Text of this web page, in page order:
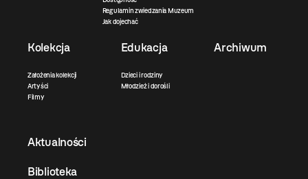
Regulamin zwiedzania Muzeum
Jak dojechać
Kolekcja
Założenia kolekcji
Artyści
Filmy
Edukacja
Dzieci i rodziny
Młodzież i dorośli
Archiwum
Aktualności
Biblioteka